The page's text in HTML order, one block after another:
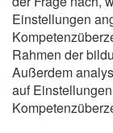
Einstellungen
Rahmen der
Außerdem
auf